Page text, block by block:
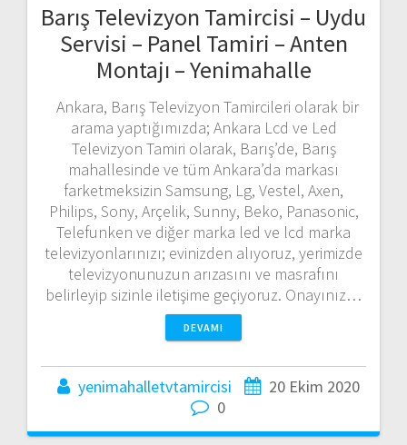
Barış Televizyon Tamircisi – Uydu
Servisi – Panel Tamiri – Anten
Montajı – Yenimahalle
Ankara, Barış Televizyon Tamircileri olarak bir
arama yaptığımızda; Ankara Lcd ve Led
Televizyon Tamiri olarak, Barış’de, Barış
mahallesinde ve tüm Ankara’da markası
farketmeksizin Samsung, Lg, Vestel, Axen,
Philips, Sony, Arçelik, Sunny, Beko, Panasonic,
Telefunken ve diğer marka led ve lcd marka
televizyonlarınızı; evinizden alıyoruz, yerimizde
televizyonunuzun arızasını ve masrafını
belirleyip sizinle iletişime geçiyoruz. Onayınız…
DEVAMI
yenimahalletvtamircisi
20 Ekim 2020
0